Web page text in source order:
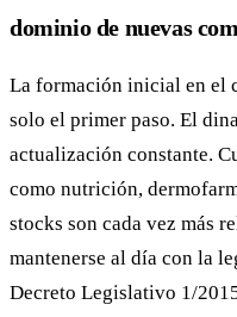
dominio de nuevas
La formación inicial en el
solo el primer paso. El
actualización constante.
como nutrición,
stocks son cada vez más
mantenerse al día con la
Decreto Legislativo 1/